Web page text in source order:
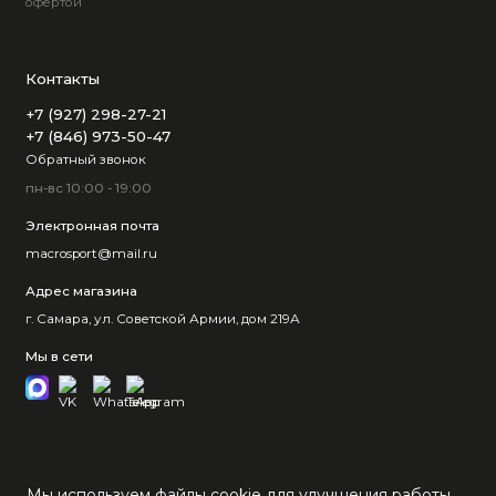
Контакты
+7 (927) 298-27-21
+7 (846) 973-50-47
Обратный звонок
пн-вс 10:00 - 19:00
Электронная почта
macrosport@mail.ru
Адрес магазина
г. Самара, ул. Советской Армии, дом 219А
Мы в сети